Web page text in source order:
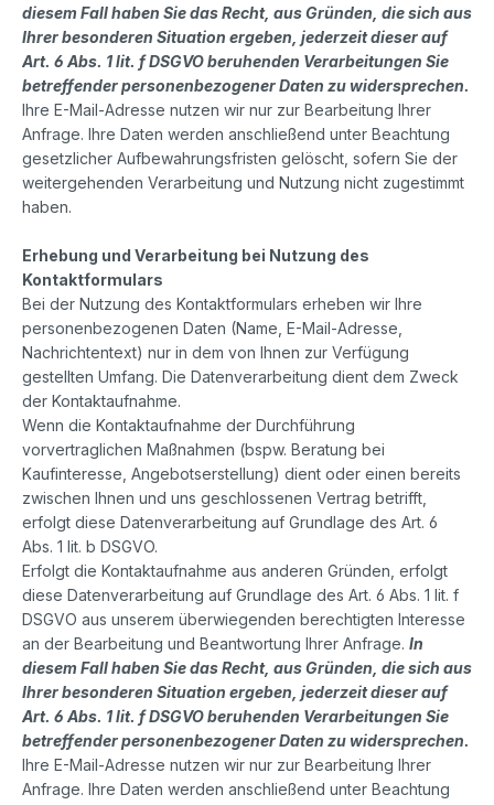
diesem Fall haben Sie das Recht, aus Gründen, die sich aus
Ihrer besonderen Situation ergeben, jederzeit dieser auf
Art. 6 Abs. 1 lit. f DSGVO beruhenden Verarbeitungen Sie
betreffender personenbezogener Daten zu widersprechen.
Ihre E-Mail-Adresse nutzen wir nur zur Bearbeitung Ihrer
Anfrage. Ihre Daten werden anschließend unter Beachtung
gesetzlicher Aufbewahrungsfristen gelöscht, sofern Sie der
weitergehenden Verarbeitung und Nutzung nicht zugestimmt
haben.
Erhebung und Verarbeitung bei Nutzung des
Kontaktformulars
Bei der Nutzung des Kontaktformulars erheben wir Ihre
personenbezogenen Daten (Name, E-Mail-Adresse,
Nachrichtentext) nur in dem von Ihnen zur Verfügung
gestellten Umfang. Die Datenverarbeitung dient dem Zweck
der Kontaktaufnahme.
Wenn die Kontaktaufnahme der Durchführung
vorvertraglichen Maßnahmen (bspw. Beratung bei
Kaufinteresse, Angebotserstellung) dient oder einen bereits
zwischen Ihnen und uns geschlossenen Vertrag betrifft,
erfolgt diese Datenverarbeitung auf Grundlage des Art. 6
Abs. 1 lit. b DSGVO.
Erfolgt die Kontaktaufnahme aus anderen Gründen, erfolgt
diese Datenverarbeitung auf Grundlage des Art. 6 Abs. 1 lit. f
DSGVO aus unserem überwiegenden berechtigten Interesse
an der Bearbeitung und Beantwortung Ihrer Anfrage. In
diesem Fall haben Sie das Recht, aus Gründen, die sich aus
Ihrer besonderen Situation ergeben, jederzeit dieser auf
Art. 6 Abs. 1 lit. f DSGVO beruhenden Verarbeitungen Sie
betreffender personenbezogener Daten zu widersprechen.
Ihre E-Mail-Adresse nutzen wir nur zur Bearbeitung Ihrer
Anfrage. Ihre Daten werden anschließend unter Beachtung